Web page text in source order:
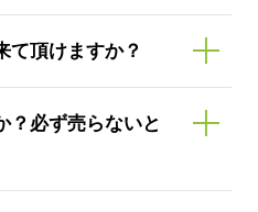
て頂けますか？
？必ず売らないと